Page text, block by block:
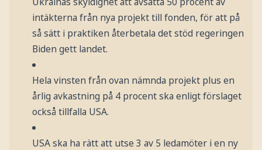
intäkterna från nya projekt till fonden, för att på
så sätt i praktiken återbetala det stöd regeringen
Biden gett landet.
Hela vinsten från ovan nämnda projekt plus en
årlig avkastning på 4 procent ska enligt förslaget
också tillfalla USA.
USA ska ha rätt att utse 3 av 5 ledamöter i en ny